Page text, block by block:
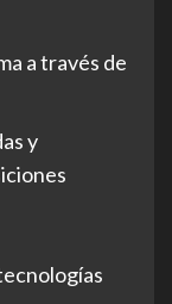
a través de
y